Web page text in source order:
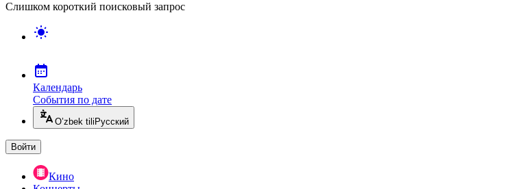
Слишком короткий поисковый запрос
Календарь
События по дате
O’zbek tili Русский
Войти
Кино